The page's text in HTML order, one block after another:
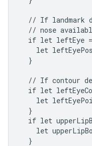
// If landmark
// nose
if let leftEye
let
  }
// If contour
if let
let
  }
if let
let
  }